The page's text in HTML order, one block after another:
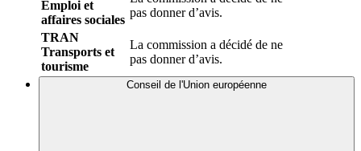
Emploi et
affaires sociales
pas donner d’avis.
TRAN
Transports et
tourisme
La commission a décidé de ne
pas donner d’avis.
Conseil de l'Union européenne